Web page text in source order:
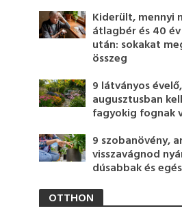
Kiderült, mennyi
átlagbér és 40
után: sokakat
összeg
9 látványos
augusztusban
fagyokig fognak
9 szobanövény,
visszavágnod
dúsabbak és
OTTHON